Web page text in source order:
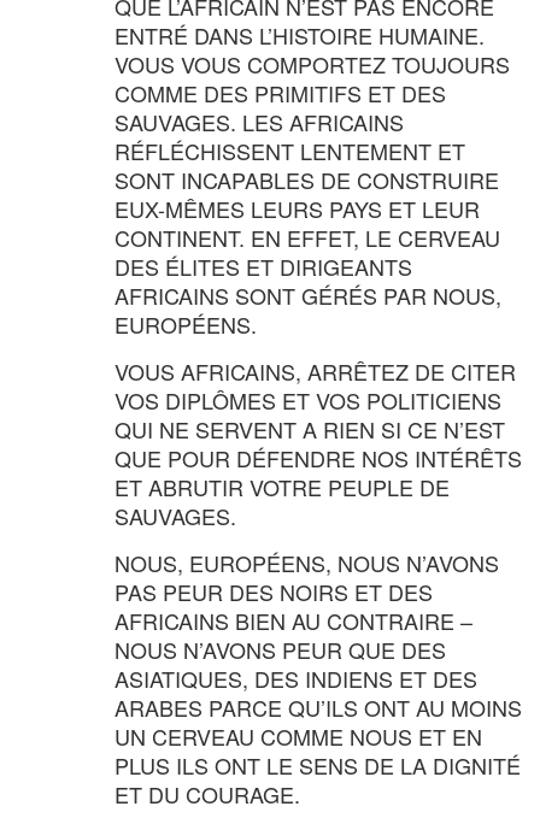
ENTRÉ DANS L’HISTOIRE HUMAINE.
VOUS VOUS COMPORTEZ TOUJOURS
COMME DES PRIMITIFS ET DES
SAUVAGES. LES AFRICAINS
RÉFLÉCHISSENT LENTEMENT ET
SONT INCAPABLES DE CONSTRUIRE
EUX-MÊMES LEURS PAYS ET LEUR
CONTINENT. EN EFFET, LE CERVEAU
DES ÉLITES ET DIRIGEANTS
AFRICAINS SONT GÉRÉS PAR NOUS,
EUROPÉENS.
VOUS AFRICAINS, ARRÊTEZ DE CITER
VOS DIPLÔMES ET VOS POLITICIENS
QUI NE SERVENT A RIEN SI CE N’EST
QUE POUR DÉFENDRE NOS INTÉRÊTS
ET ABRUTIR VOTRE PEUPLE DE
SAUVAGES.
NOUS, EUROPÉENS, NOUS N’AVONS
PAS PEUR DES NOIRS ET DES
AFRICAINS BIEN AU CONTRAIRE –
NOUS N’AVONS PEUR QUE DES
ASIATIQUES, DES INDIENS ET DES
ARABES PARCE QU’ILS ONT AU MOINS
UN CERVEAU COMME NOUS ET EN
PLUS ILS ONT LE SENS DE LA DIGNITÉ
ET DU COURAGE.